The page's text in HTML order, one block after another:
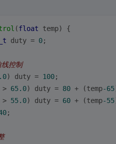
(float temp)
{
duty = 0;
控制
) duty = 100;
> 65.0) duty = 80 + (temp-65
> 55.0) duty = 60 + (temp-55
;